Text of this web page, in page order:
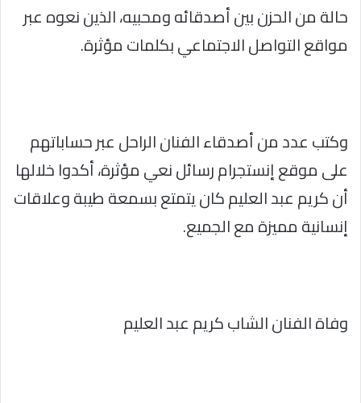
حالة من الحزن بين أصدقائه ومحبيه، الذين نعوه عبر
مواقع التواصل الاجتماعي بكلمات مؤثرة.
وكتب عدد من أصدقاء الفنان الراحل عبر حساباتهم
على موقع إنستجرام رسائل نعي مؤثرة، أكدوا خلالها
أن كريم عبد العليم كان يتمتع بسمعة طيبة وعلاقات
إنسانية مميزة مع الجميع.
وفاة الفنان الشاب كريم عبد العليم